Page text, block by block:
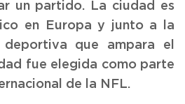
un partido. La ciudad es
en Europa y junto a la
deportiva que ampara el
fue elegida como parte
de la NFL.